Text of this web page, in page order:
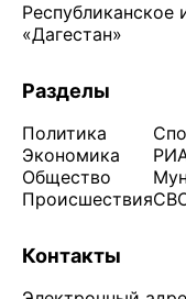
Республиканское
«Дагестан»
Разделы
Политика
Экономика
Общество
Происшествия
Контакты